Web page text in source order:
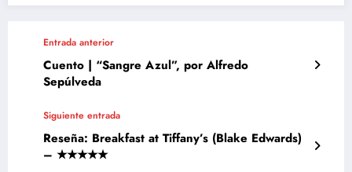
Entrada anterior
Cuento | “Sangre Azul”, por Alfredo
Sepúlveda
Siguiente entrada
Reseña: Breakfast at Tiffany’s (Blake Edwards)
– ★★★★★